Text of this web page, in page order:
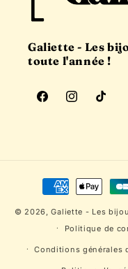
Galiette - Les
toute l'année !
FacebookInstagramTikTok
Moyens
de
paiement
© 2026,Galiette - Les
Politique de
Conditions générales